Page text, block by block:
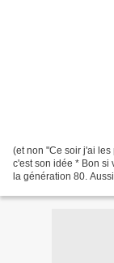
(et non "Ce soir j'ai
c'est son idée * Bon si
la génération 80.